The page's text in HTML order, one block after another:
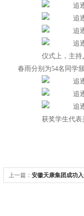
仪式上，主
春雨分别为54名同学
获奖学生代
上一篇： 安徽天康集团成功